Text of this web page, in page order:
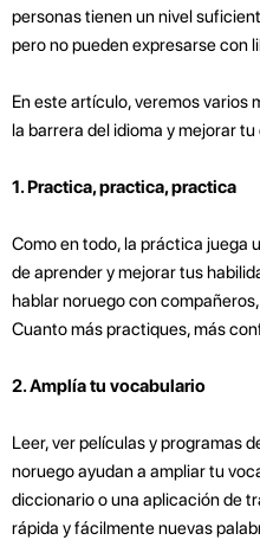
personas tienen un nivel
pero no pueden expresarse con
En este artículo, veremos varios
la barrera del idioma y mejorar
1. Practica, practica, practica
Como en todo, la práctica juega
de aprender y mejorar tus
hablar noruego con
Cuanto más practiques, más
2. Amplía tu vocabulario
Leer, ver películas y programas
noruego ayudan a ampliar tu
diccionario o una aplicación de
rápida y fácilmente nuevas